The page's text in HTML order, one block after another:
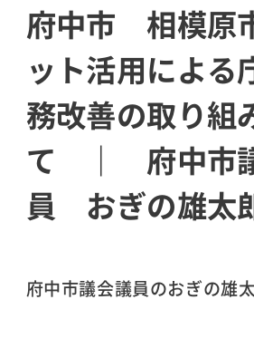
府中市 相模原
ット活用による
務改善の取り組
て ｜ 府中市
員 おぎの雄太
府中市議会議員のおぎの雄太